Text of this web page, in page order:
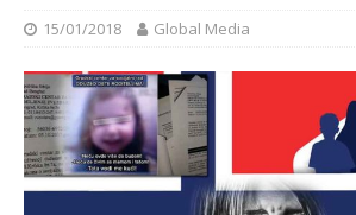
15/01/2018 Global Media